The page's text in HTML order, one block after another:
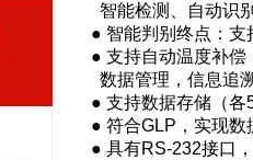
智能检测、自动识
● 智能判别终点：
● 支持自动温度补
数据管理，信息追
● 支持数据存储（
● 符合GLP，实现数
● 具有RS-232接口